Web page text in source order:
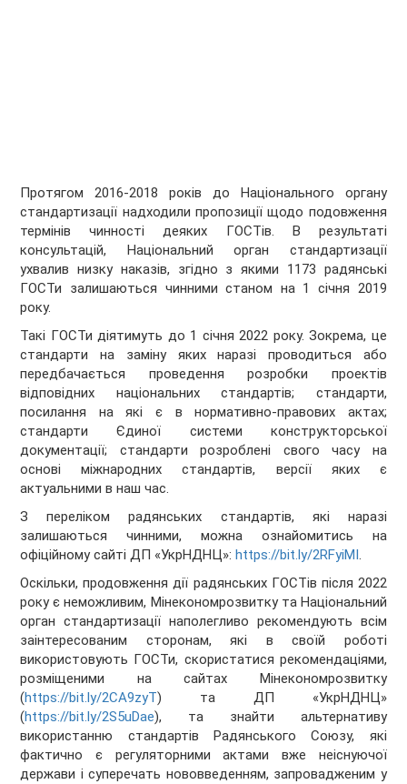
Протягом 2016-2018 років до Національного органу
стандартизації надходили пропозиції щодо подовження
термінів чинності деяких ГОСТів. В результаті
консультацій, Національний орган стандартизації
ухвалив низку наказів, згідно з якими 1173 радянські
ГОСТи залишаються чинними станом на 1 січня 2019
року.
Такі ГОСТи діятимуть до 1 січня 2022 року. Зокрема, це
стандарти на заміну яких наразі проводиться або
передбачається проведення розробки проектів
відповідних національних стандартів; стандарти,
посилання на які є в нормативно-правових актах;
стандарти Єдиної системи конструкторської
документації; стандарти розроблені свого часу на
основі міжнародних стандартів, версії яких є
актуальними в наш час.
З переліком радянських стандартів, які наразі
залишаються чинними, можна ознайомитись на
офіційному сайті ДП «УкрНДНЦ»:https://bit.ly/2RFyiMI.
Оскільки, продовження дії радянських ГОСТів після 2022
року є неможливим, Мінекономрозвитку та Національний
орган стандартизації наполегливо рекомендують всім
заінтересованим сторонам, які в своїй роботі
використовують ГОСТи, скористатися рекомендаціями,
розміщеними на сайтах Мінекономрозвитку
(https://bit.ly/2CA9zyT) та ДП «УкрНДНЦ»
(https://bit.ly/2S5uDae), та знайти альтернативу
використанню стандартів Радянського Союзу, які
фактично є регуляторними актами вже неіснуючої
держави і суперечать нововведенням, запровадженим у